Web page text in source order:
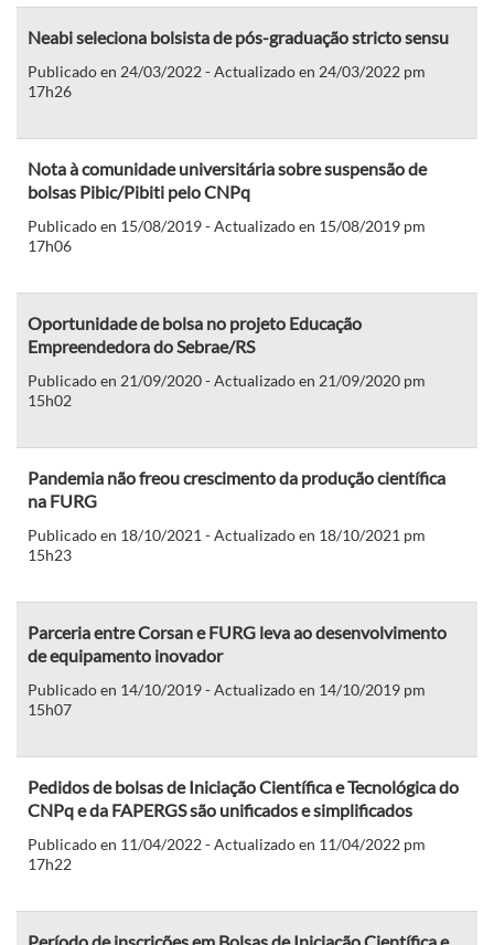
Neabi seleciona bolsista de pós-graduação stricto sensu
Publicado en 24/03/2022 - Actualizado en 24/03/2022 pm
17h26
Nota à comunidade universitária sobre suspensão de
bolsas Pibic/Pibiti pelo CNPq
Publicado en 15/08/2019 - Actualizado en 15/08/2019 pm
17h06
Oportunidade de bolsa no projeto Educação
Empreendedora do Sebrae/RS
Publicado en 21/09/2020 - Actualizado en 21/09/2020 pm
15h02
Pandemia não freou crescimento da produção científica
na FURG
Publicado en 18/10/2021 - Actualizado en 18/10/2021 pm
15h23
Parceria entre Corsan e FURG leva ao desenvolvimento
de equipamento inovador
Publicado en 14/10/2019 - Actualizado en 14/10/2019 pm
15h07
Pedidos de bolsas de Iniciação Científica e Tecnológica do
CNPq e da FAPERGS são unificados e simplificados
Publicado en 11/04/2022 - Actualizado en 11/04/2022 pm
17h22
Período de inscrições em Bolsas de Iniciação Científica e